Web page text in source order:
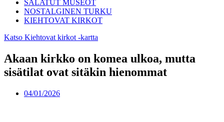
SALATUT MUSEOT
NOSTALGINEN TURKU
KIEHTOVAT KIRKOT
Katso Kiehtovat kirkot -kartta
Akaan kirkko on komea ulkoa, mutta
sisätilat ovat sitäkin hienommat
04/01/2026